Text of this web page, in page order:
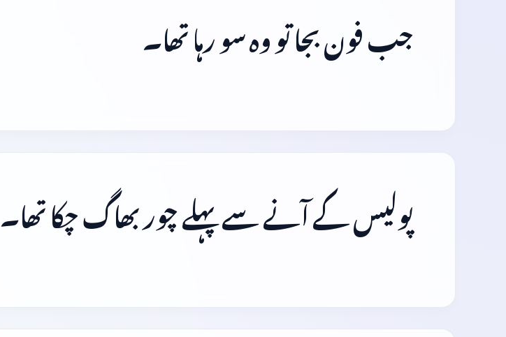
جب فون بجا تو وہ سو رہا تھا۔
پولیس کے آنے سے پہلے چور بھاگ چکا تھا۔